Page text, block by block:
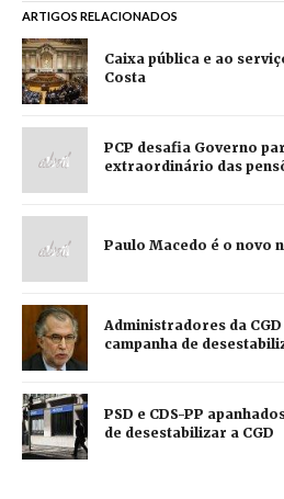
ARTIGOS RELACIONADOS
Caixa pública e ao
Costa
PCP desafia Governo
extraordinário das
Paulo Macedo é o novo
Administradores da
campanha de
PSD e CDS-PP
de desestabilizar a CGD